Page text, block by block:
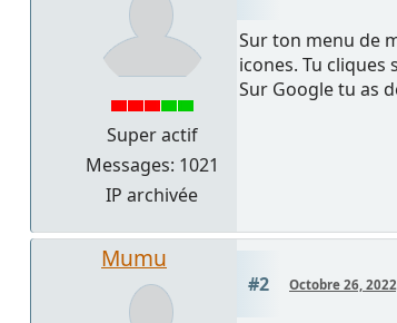
Super actif
Messages: 1021
IP archivée
Sur ton menu de
icones. Tu
Sur Google tu as
Mumu
#2 Octobre 26,